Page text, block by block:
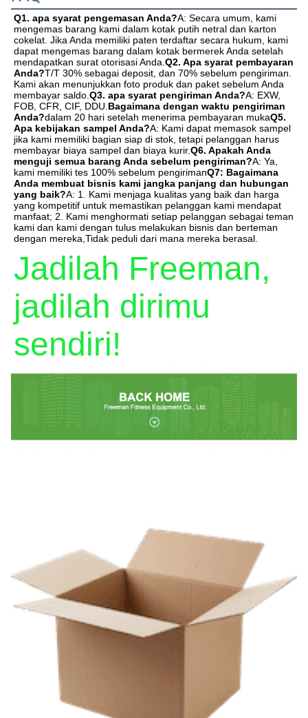
Q1. apa syarat pengemasan Anda?A: Secara umum, kami
mengemas barang kami dalam kotak putih netral dan karton
cokelat. Jika Anda memiliki paten terdaftar secara hukum, kami
dapat mengemas barang dalam kotak bermerek Anda setelah
mendapatkan surat otorisasi Anda. Q2. Apa syarat pembayaran
Anda?T/T 30% sebagai deposit, dan 70% sebelum pengiriman.
Kami akan menunjukkan foto produk dan paket sebelum Anda
membayar saldo. Q3. apa syarat pengiriman Anda?A: EXW,
FOB, CFR, CIF, DDU. Bagaimana dengan waktu pengiriman
Anda?dalam 20 hari setelah menerima pembayaran mukaQ5.
Apa kebijakan sampel Anda?A: Kami dapat memasok sampel
jika kami memiliki bagian siap di stok, tetapi pelanggan harus
membayar biaya sampel dan biaya kurir.Q6. Apakah Anda
menguji semua barang Anda sebelum pengiriman?A: Ya,
kami memiliki tes 100% sebelum pengirimanQ7: Bagaimana
Anda membuat bisnis kami jangka panjang dan hubungan
yang baik?A: 1. Kami menjaga kualitas yang baik dan harga
yang kompetitif untuk memastikan pelanggan kami mendapat
manfaat; 2. Kami menghormati setiap pelanggan sebagai teman
kami dan kami dengan tulus melakukan bisnis dan berteman
dengan mereka,Tidak peduli dari mana mereka berasal.
Jadilah Freeman,
jadilah dirimu
sendiri!